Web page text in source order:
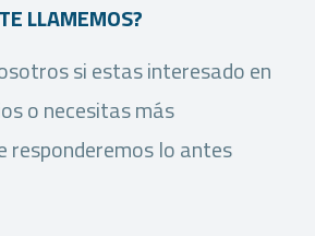
LLAMEMOS?
si estas interesado en
o necesitas más
responderemos lo antes